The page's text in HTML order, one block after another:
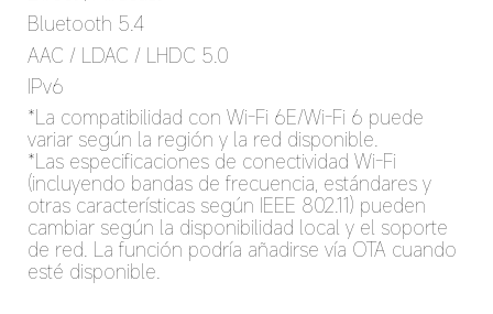
Bluetooth 5.4
AAC / LDAC / LHDC 5.0
IPv6
*La compatibilidad con Wi-Fi 6E/Wi-Fi 6 puede
variar según la región y la red disponible.
*Las especificaciones de conectividad Wi-Fi
(incluyendo bandas de frecuencia, estándares y
otras características según IEEE 802.11) pueden
cambiar según la disponibilidad local y el soporte
de red. La función podría añadirse vía OTA cuando
esté disponible.